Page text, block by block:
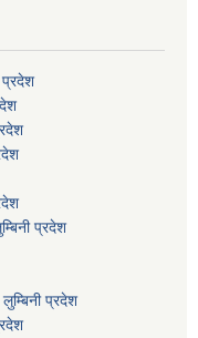
प्रदेश
प्रदेश
प्रदेश